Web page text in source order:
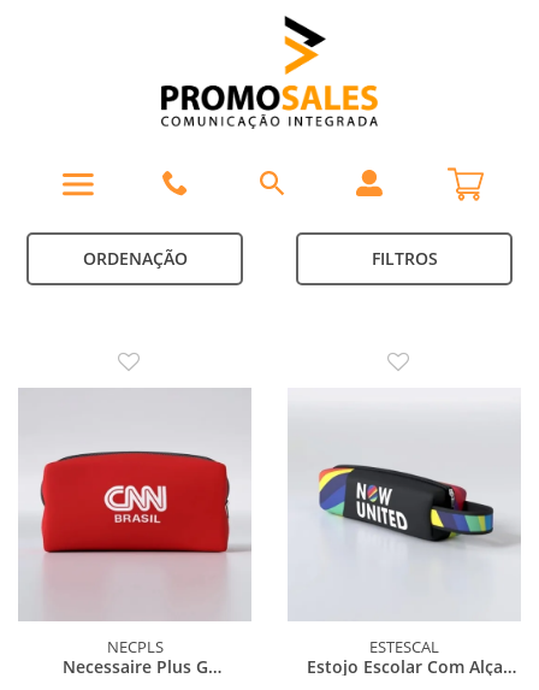
ORDENAÇÃO FILTROS
NECPLS
Necessaire Plus G
ESTESCAL
Estojo Escolar Com Alça